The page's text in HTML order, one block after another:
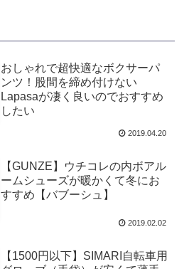
おしゃれで超快適なボクサーパ
ンツ！股間を締め付けない
Lapasaが凄く良いのでおすすめ
したい
2019.04.20
【GUNZE】ウチコレの内ボアル
ームシューズが暖かくて冬にお
すすめ【バブーシュ】
2019.02.02
【1500円以下】SIMARI自転車用